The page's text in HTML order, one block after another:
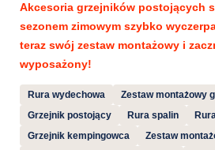
Akcesoria grzejników postojących
sezonem zimowym szybko
teraz swój zestaw montażowy i
wyposażony!
Rura wydechowa
Zestaw montażowy
Grzejnik postojący
Rura spalin
Grzejnik kempingowca
Zestaw